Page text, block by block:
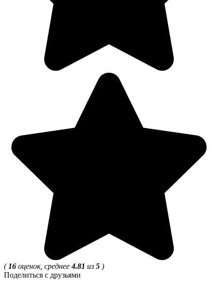
( 16 оценок, среднее4.81 из 5 )
Поделиться с друзьями